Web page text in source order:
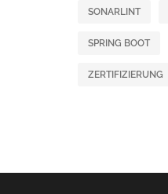
SONARLINT
SPRING BOOT
ZERTIFIZIERUNG